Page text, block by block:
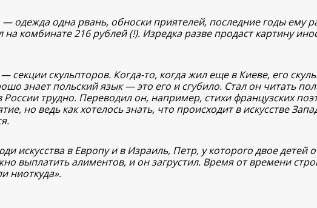
одежда одна рвань, обноски приятелей, последние годы ему
на комбинате 216 рублей (!). Изредка разве продаст картину
скульпторов. Когда-то, когда жил еще в Киеве, его
знает польский язык — это его и сгубило. Стал он читать
трудно. Переводил он, например, стихи французских
но ведь как хотелось знать, что происходит в искусстве
искусства в Европу и в Израиль, Петр, у которого двое
выплатить алиментов, и он загрустил. Время от времени
ниоткуда».